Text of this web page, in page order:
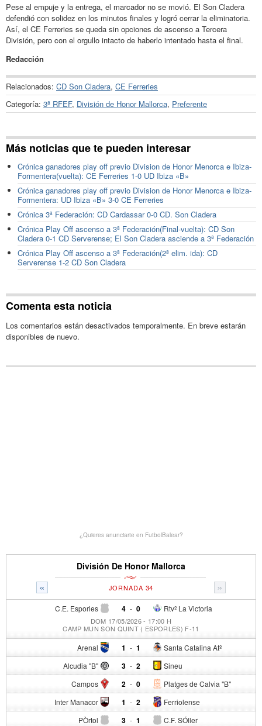
Pese al empuje y la entrega, el marcador no se movió. El Son Cladera
defendió con solidez en los minutos finales y logró cerrar la eliminatoria.
Así, el CE Ferreries se queda sin opciones de ascenso a Tercera
División, pero con el orgullo intacto de haberlo intentado hasta el final.
Redacción
Relacionados: CD Son Cladera, CE Ferreries
Categoría: 3ª RFEF, División de Honor Mallorca, Preferente
Más noticias que te pueden interesar
Crónica ganadores play off previo Division de Honor Menorca e Ibiza-
Formentera(vuelta): CE Ferreries 1-0 UD Ibiza «B»
Crónica ganadores play off previo Division de Honor Menorca e Ibiza-
Formentera: UD Ibiza «B» 3-0 CE Ferreries
Crónica 3ª Federación: CD Cardassar 0-0 CD. Son Cladera
Crónica Play Off ascenso a 3ª Federación(Final-vuelta): CD Son
Cladera 0-1 CD Serverense; El Son Cladera asciende a 3ª Federación
Crónica Play Off ascenso a 3ª Federación(2ª elim. ida): CD
Serverense 1-2 CD Son Cladera
Comenta esta noticia
Los comentarios están desactivados temporalmente. En breve estarán
disponibles de nuevo.
¿Quieres anunciarte en FutbolBalear?
División De Honor Mallorca
« »
JORNADA 34
C.E. Esporles 4 - Rtvº La Victoria
0
DOM 17/05/2026 - 17:00 H
CAMP MUN SON QUINT ( ESPORLES) F-11
Arenal 1 - Santa Catalina Atº
1
Alcudia "B" 3 - Sineu
2
Campos 2 - Platges de Calvia "B"
0
Inter Manacor 1 - Ferriolense
2
PÒrtol 3 - C.F. SÓller
1